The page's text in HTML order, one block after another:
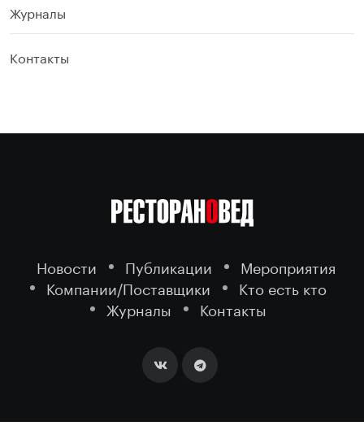
Журналы
Контакты
Новости Публикации
Мероприятия
Компании/Поставщики
Кто есть кто
Журналы
Контакты